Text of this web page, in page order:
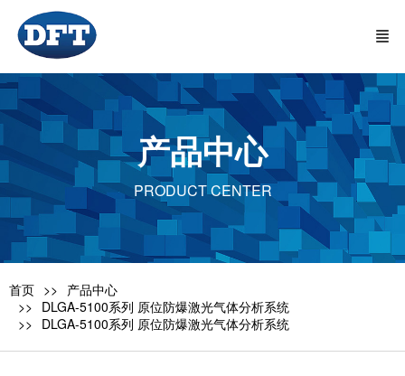
产品中心
PRODUCT CENTER
首页
产品中心
DLGA-5100系列 原位防爆激光气体分析系统
DLGA-5100系列 原位防爆激光气体分析系统